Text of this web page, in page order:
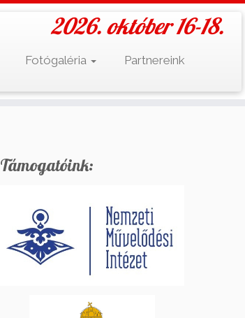
2026. október 16-18.
Fotógaléria
Partnereink
Támogatóink: